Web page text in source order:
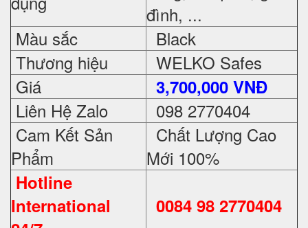
đình, ...
Màu sắc
Black
Thương hiệu
WELKO Safes
Giá
3,700,000 VNĐ
Liên Hệ Zalo
098 2770404
Cam Kết Sản
Phẩm
Chất Lượng Cao
Mới 100%
Hotline
International
0084 98 2770404